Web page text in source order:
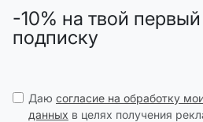
-10% на твой первый
подписку
Даю согласие на обработку
данных в целях получения